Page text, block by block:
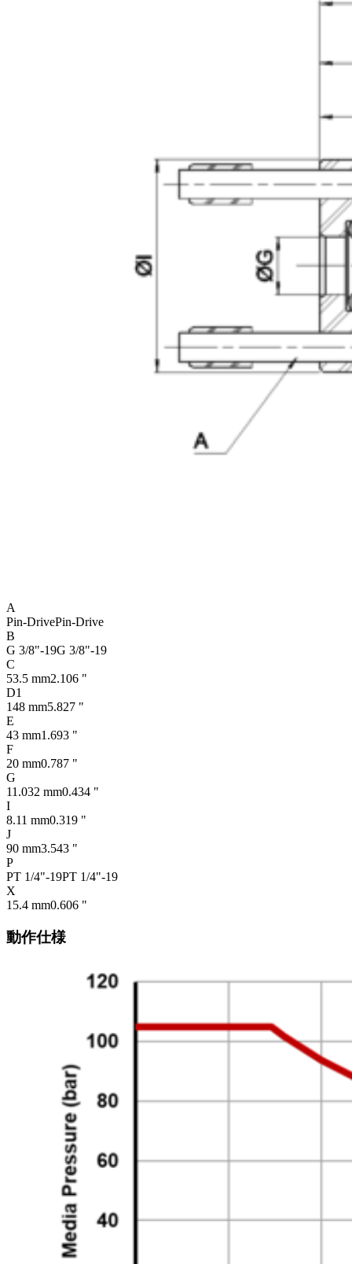
A
Pin-DrivePin-Drive
B
G 3/8"-19G 3/8"-19
C
53.5 mm2.106 "
D1
148 mm5.827 "
E
43 mm1.693 "
F
20 mm0.787 "
G
11.032 mm0.434 "
I
8.11 mm0.319 "
J
90 mm3.543 "
P
PT 1/4"-19PT 1/4"-19
X
15.4 mm0.606 "
動作仕様